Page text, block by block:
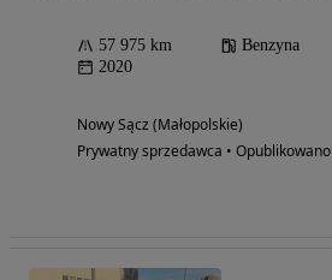
57 975 km Benzyna
2020
Nowy Sącz (Małopolskie)
Prywatny sprzedawca • Opublikowano